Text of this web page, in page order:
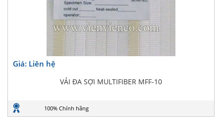
Giá: Liên hệ
VẢI ĐA SỢI MULTIFIBER MFF-10
100% Chính hãng